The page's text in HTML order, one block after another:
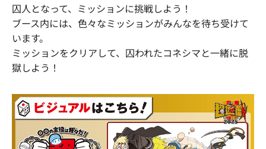
囚人となって、ミッションに挑戦しよう！
ブース内には、色々なミッションがみんなを待ち受けて
います。
ミッションをクリアして、囚われたコネシマと一緒に脱
獄しよう！